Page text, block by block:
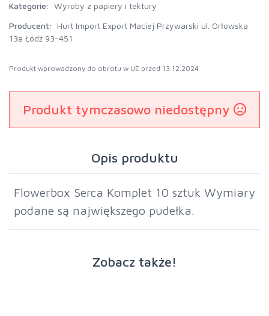
Kategorie: Wyroby z papiery i tektury
Producent:
Hurt Import Export Maciej Przywarski ul. Orłowska
13a Łódź 93-451
Produkt wprowadzony do obrotu w UE przed 13.12.2024
Produkt tymczasowo niedostępny
Opis produktu
Flowerbox Serca Komplet 10 sztuk Wymiary
podane są największego pudełka.
Zobacz także!